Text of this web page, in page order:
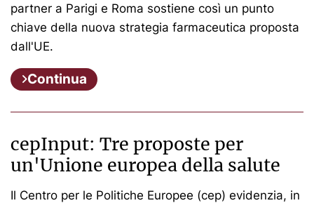
partner a Parigi e Roma sostiene così un punto
chiave della nuova strategia farmaceutica proposta
dall'UE.
Continua
cepInput: Tre proposte per
un'Unione europea della salute
Il Centro per le Politiche Europee (cep) evidenzia, in